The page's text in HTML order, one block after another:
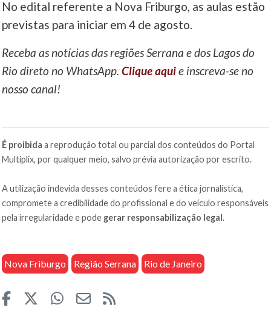
No edital referente a Nova Friburgo, as aulas estão
previstas para iniciar em 4 de agosto.
Receba as notícias das regiões Serrana e dos Lagos do
Rio direto no WhatsApp.Clique aquie inscreva-se no
nosso canal!
É proibida a reprodução total ou parcial dos conteúdos do Portal
Multiplix, por qualquer meio, salvo prévia autorização por escrito.
A utilização indevida desses conteúdos fere a ética jornalística,
compromete a credibilidade do profissional e do veículo responsáveis
pela irregularidade e pode gerar responsabilização legal.
Nova Friburgo Região Serrana Rio de Janeiro